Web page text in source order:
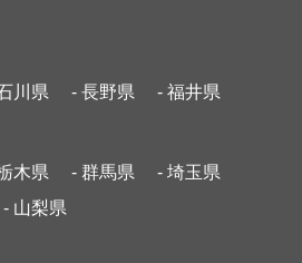
川県 - 長野県 - 福井県
木県 - 群馬県
- 埼玉県
- 山梨県